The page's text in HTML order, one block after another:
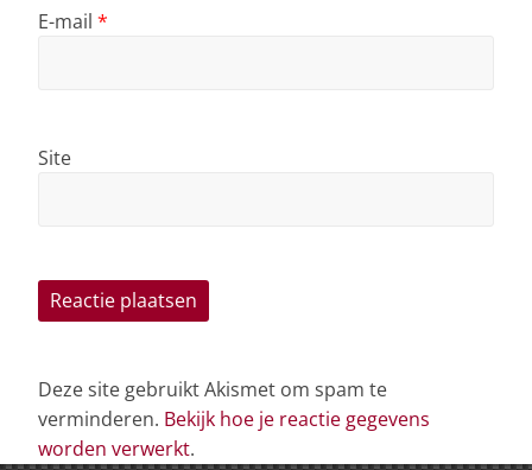
E-mail *
Site
Deze site gebruikt Akismet om spam te
verminderen. Bekijk hoe je reactie gegevens
worden verwerkt.